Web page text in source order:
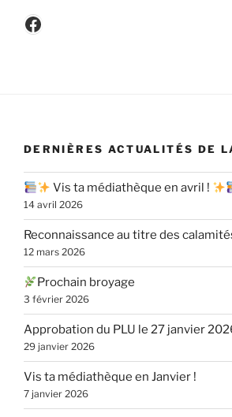
Facebook
DERNIÈRES ACTUALITÉS DE
Vis ta médiathèque en avril !
14 avril 2026
Reconnaissance au titre des
12 mars 2026
Prochain broyage
3 février 2026
Approbation du PLU le 27 janvier
29 janvier 2026
Vis ta médiathèque en Janvier !
7 janvier 2026